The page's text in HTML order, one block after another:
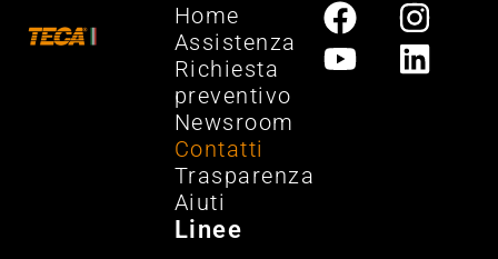
Home
Assistenza
Richiesta
preventivo
Newsroom
Contatti
Trasparenza
Aiuti
Linee